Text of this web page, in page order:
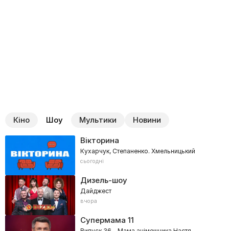
Кіно Шоу Мультики Новини
Вікторина
Кухарчук, Степаненко. Хмельницький
сьогодні
Дизель-шоу
Дайджест
вчора
Супермама 11